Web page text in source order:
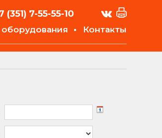
(351) 7-55-55-10
Контакты